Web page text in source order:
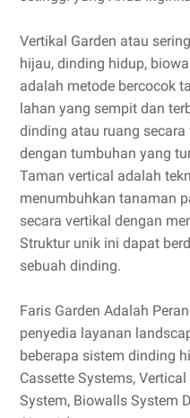
Vertikal Garden atau
hijau, dinding hidup,
adalah metode bercocok
lahan yang sempit dan
dinding atau ruang
dengan tumbuhan yang
Taman vertical adalah
menumbuhkan tanaman
secara vertikal dengan
Struktur unik ini dapat
sebuah dinding.
Faris Garden Adalah
penyedia layanan
beberapa sistem dinding
Cassette Systems,
System, Biowalls System